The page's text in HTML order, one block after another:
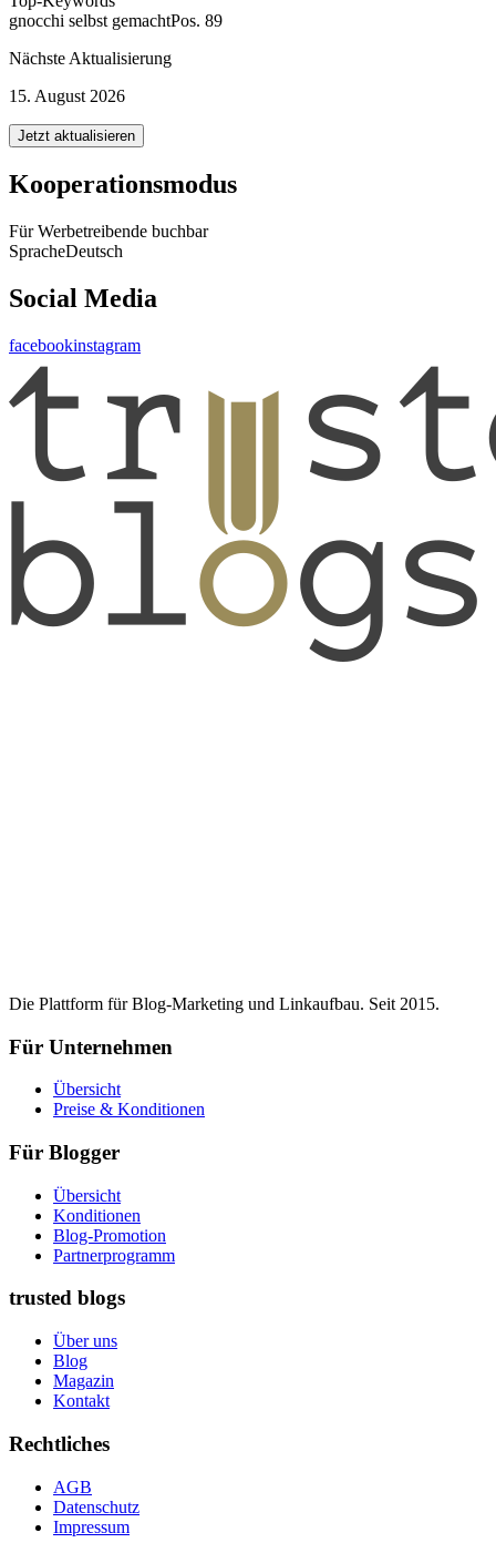
gnocchi selbst gemachtPos. 89
Nächste Aktualisierung
15. August 2026
Jetzt aktualisieren
Kooperationsmodus
Für Werbetreibende buchbar
SpracheDeutsch
Social Media
facebookinstagram
Die Plattform für Blog-Marketing und Linkaufbau. Seit 2015.
Für Unternehmen
Übersicht
Preise & Konditionen
Für Blogger
Übersicht
Konditionen
Blog-Promotion
Partnerprogramm
trusted blogs
Über uns
Blog
Magazin
Kontakt
Rechtliches
AGB
Datenschutz
Impressum